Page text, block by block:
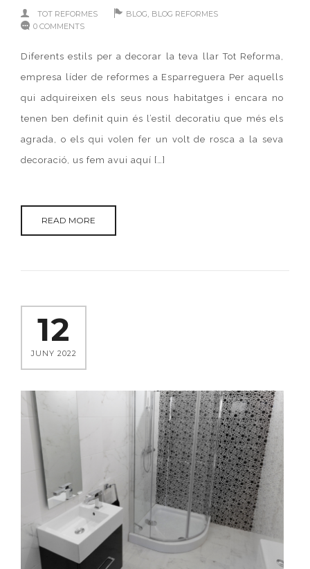
TOT REFORMES BLOG, BLOG REFORMES
0 COMMENTS
Diferents estils per a decorar la teva llar Tot Reforma,
empresa líder de reformes a Esparreguera Per aquells
qui adquireixen els seus nous habitatges i encara no
tenen ben definit quin és l’estil decoratiu que més els
agrada, o els qui volen fer un volt de rosca a la seva
decoració, us fem avui aquí […]
READ MORE
12
JUNY 2022